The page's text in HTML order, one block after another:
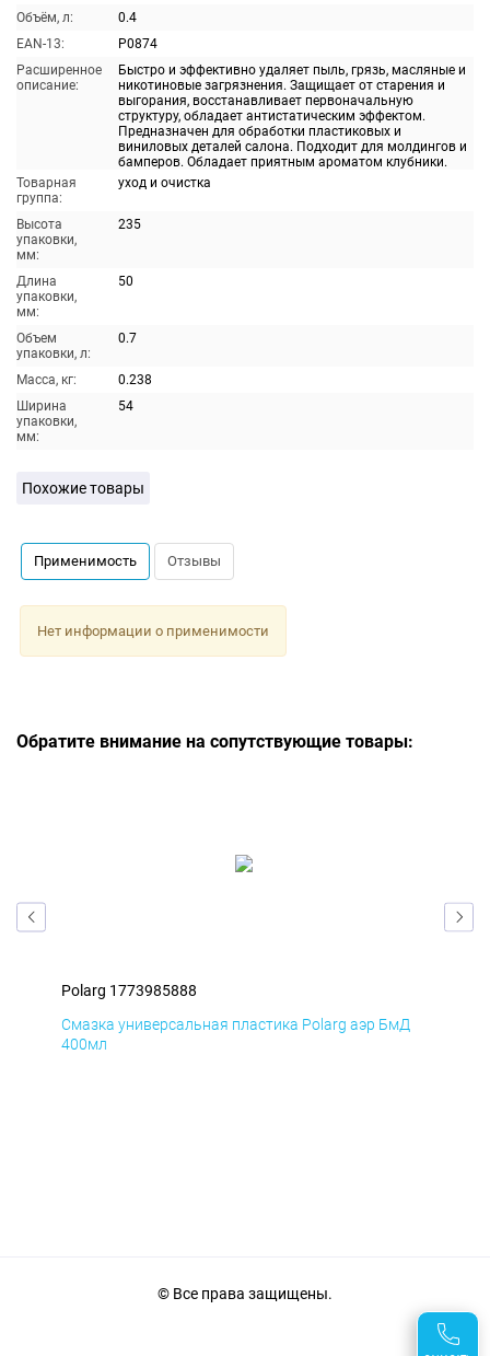
Объём, л:
0.4
EAN-13:
P0874
Расширенное
описание:
Быстро и эффективно удаляет пыль, грязь, масляные и
никотиновые загрязнения. Защищает от старения и
выгорания, восстанавливает первоначальную
структуру, обладает антистатическим эффектом.
Предназначен для обработки пластиковых и
виниловых деталей салона. Подходит для молдингов и
бамперов. Обладает приятным ароматом клубники.
Товарная
группа:
уход и очистка
Высота
упаковки,
мм:
235
Длина
упаковки,
мм:
50
Объем
упаковки, л:
0.7
Масса, кг:
0.238
Ширина
упаковки,
мм:
54
Похожие товары
Применимость Отзывы
Нет информации о применимости
Обратите внимание на сопутствующие товары:
Polarg 1773985888
Смазка универсальная пластика Polarg аэр БмД
400мл
© Все права защищены.